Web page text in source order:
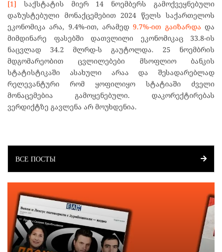
[1] საქსტატის მიერ 14 ნოემბერს გამოქვეყნებული
დაზუსტებული მონაქცემებით 2024 წელს საქართელოს
ეკონომიკა არა, 9.4%-ით, არამედ9.7%-ით გაიზარდა და
მიმდინარე ფასებში დათვლილი ეკონომიკაც 33.8-ის
ნაცვლად 34.2 მლრდ-ს გაუტოლდა. 25 ნოემბრის
მდგომარეობით ცვლილებები მსოფლიო ბანკის
სტატისტიკაში ასახული არაა და შესადარებლად
რელევანტური რომ ყოფილიყო სტატიაში ძველი
მონაცემებია გამოყენებული. დაკორექტირებას
ვერდიქტზე გავლენა არ მოუხდენია.
ВСЕ ПОСТЫ